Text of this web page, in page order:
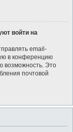
войти на
email-
в конференцию
возможность. Это
почтовой